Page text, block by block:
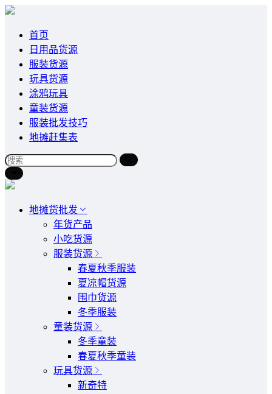
首页
日用品货源
服装货源
玩具货源
涂鸦玩具
童装货源
服装批发技巧
地摊赶集表
地摊货批发
年货产品
小吃货源
服装货源
春夏秋季服装
夏凉帽货源
围巾货源
冬季服装
童装货源
冬季童装
春夏秋季童装
玩具货源
新奇特